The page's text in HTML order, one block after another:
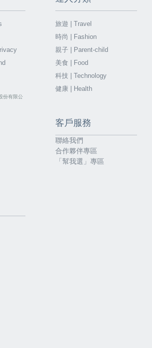
份有限公
旅遊 | Travel
時尚 | Fashion
親子 | Parent-child
美食 | Food
科技 | Technology
健康 | Health
客戶服務
聯絡我們
合作夥伴專區
「幫我選」專區